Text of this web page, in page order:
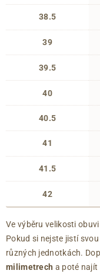
38.5
39
39.5
40
40.5
41
41.5
42
Ve výběru velikosti
Pokud si nejste jistí
různých jednotkách.
milimetrech a poté najít